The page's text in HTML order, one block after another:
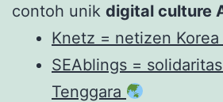
contoh unik digital culture
Knetz = netizen
SEAblings =
Tenggara